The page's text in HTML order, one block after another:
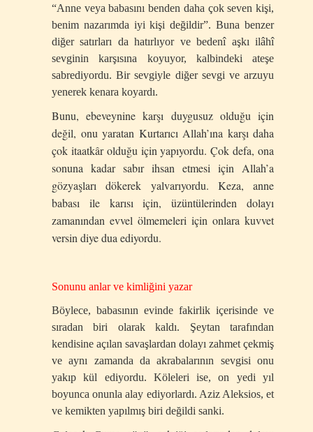
“Anne veya babasını benden daha çok seven kişi,
benim nazarımda iyi kişi değildir”. Buna benzer
diğer satırları da hatırlıyor ve bedenî aşkı ilâhî
sevginin karşısına koyuyor, kalbindeki ateşe
sabrediyordu. Bir sevgiyle diğer sevgi ve arzuyu
yenerek kenara koyardı.
Bunu, ebeveynine karşı duygusuz olduğu için
değil, onu yaratan Kurtarıcı Allah’ına karşı daha
çok itaatkâr olduğu için yapıyordu. Çok defa, ona
sonuna kadar sabır ihsan etmesi için Allah’a
gözyaşları dökerek yalvarıyordu. Keza, anne
babası ile karısı için, üzüntülerinden dolayı
zamanından evvel ölmemeleri için onlara kuvvet
versin diye dua ediyordu.
Sonunu anlar ve kimliğini yazar
Böylece, babasının evinde fakirlik içerisinde ve
sıradan biri olarak kaldı. Şeytan tarafından
kendisine açılan savaşlardan dolayı zahmet çekmiş
ve aynı zamanda da akrabalarının sevgisi onu
yakıp kül ediyordu. Köleleri ise, on yedi yıl
boyunca onunla alay ediyorlardı. Aziz Aleksios, et
ve kemikten yapılmış biri değildi sanki.